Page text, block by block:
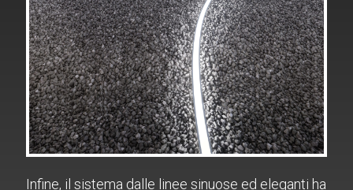
Infine, il sistema dalle linee sinuose ed eleganti ha